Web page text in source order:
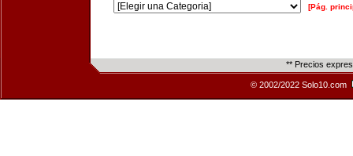
[Pág.
** Precios
© 2002/2022 Solo10.com